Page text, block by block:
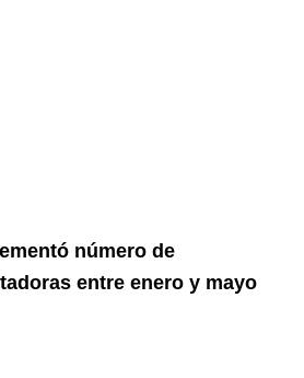
número de
entre enero y mayo